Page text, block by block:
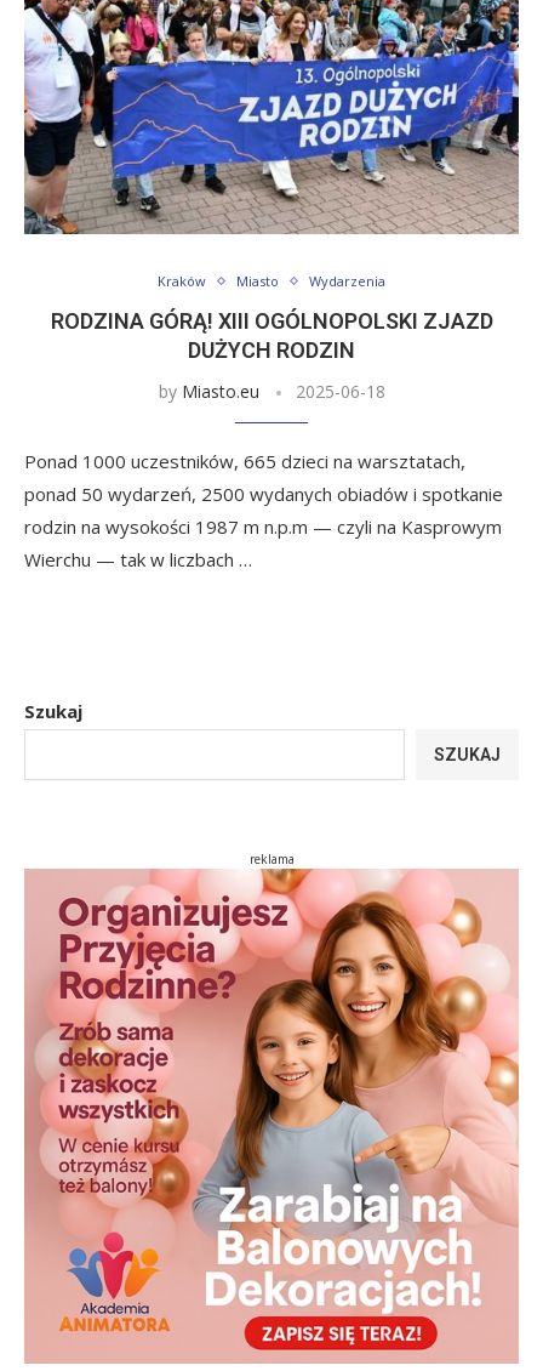
Kraków Miasto Wydarzenia
RODZINA GÓRĄ! XIII OGÓLNOPOLSKI ZJAZD
DUŻYCH RODZIN
by Miasto.eu 2025-06-18
Ponad 1000 uczestników, 665 dzieci na warsztatach,
ponad 50 wydarzeń, 2500 wydanych obiadów i spotkanie
rodzin na wysokości 1987 m n.p.m — czyli na Kasprowym
Wierchu — tak w liczbach …
Szukaj
SZUKAJ
reklama